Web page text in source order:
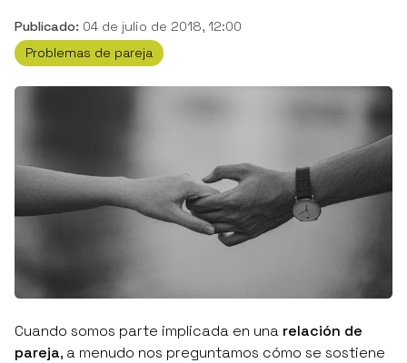
Publicado: 04 de julio de 2018, 12:00
Problemas de pareja
Cuando somos parte implicada en una relación de
pareja, a menudo nos preguntamos cómo se sostiene